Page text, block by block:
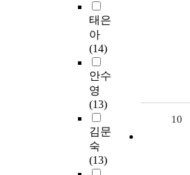
태은
아
(14)
안수
영
(13)
김문
숙
(13)
10